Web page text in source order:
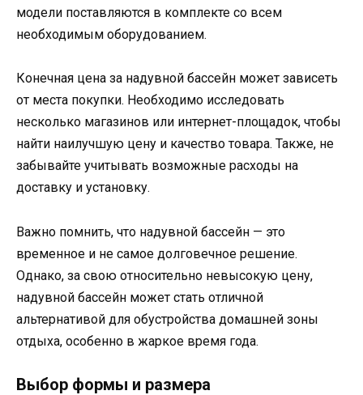
модели поставляются в комплекте со всем
необходимым оборудованием.
Конечная цена за надувной бассейн может зависеть
от места покупки. Необходимо исследовать
несколько магазинов или интернет-площадок, чтобы
найти наилучшую цену и качество товара. Также, не
забывайте учитывать возможные расходы на
доставку и установку.
Важно помнить, что надувной бассейн — это
временное и не самое долговечное решение.
Однако, за свою относительно невысокую цену,
надувной бассейн может стать отличной
альтернативой для обустройства домашней зоны
отдыха, особенно в жаркое время года.
Выбор формы и размера